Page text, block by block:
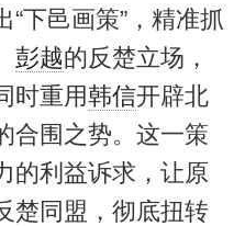
下邑画策”，精准抓
彭越的反楚立场，
时重用韩信开辟北
合围之势。这一策
的利益诉求，让原
楚同盟，彻底扭转